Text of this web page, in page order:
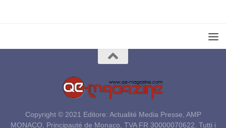
Copyright © 2021 Editore: Actualité Media Presse, AMP
MONACO, Principauté de Monaco, TVA FR 30000070622. Tutti i